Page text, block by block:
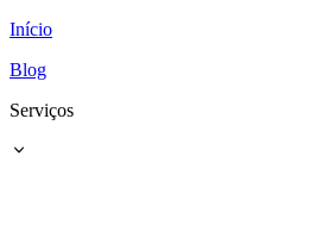
Início
Blog
Serviços